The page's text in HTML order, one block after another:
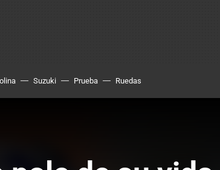
Suzuki Prueba Ruedas